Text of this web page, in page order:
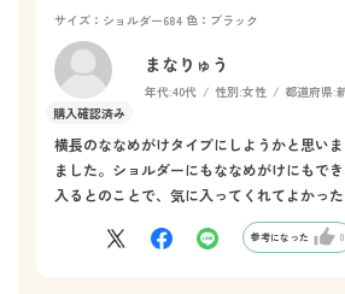
サイズ：ショルダー684 色：ブラック
まなりゅう
年代:40代 性別:女性 都道府県:
横長のななめがけタイプにしようかと思い
ました。ショルダーにもななめがけにもで
入るとのことで、気に入ってくれてよかった
参考になった 0